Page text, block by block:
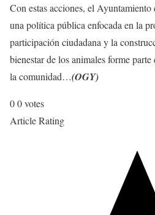
Con estas acciones, el
una política pública enfocada en la
participación ciudadana y la
bienestar de los animales forme
la comunidad…(OGY)
00votes
Article Rating